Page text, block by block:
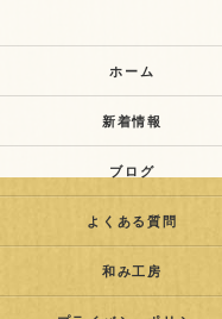
ホーム
新着情報
ブログ
よくある質問
和み工房